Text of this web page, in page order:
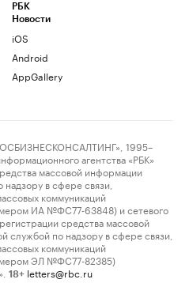
РБК
Новости
iOS
Android
AppGallery
1995–
агентства «РБК»
массовой информации
в сфере связи,
коммуникаций
ИА №ФС77-63848) и сетевого
средства массовой
службой по надзору в сфере связи,
коммуникаций
ЭЛ №ФС77-82385)
18+ letters@rbc.ru